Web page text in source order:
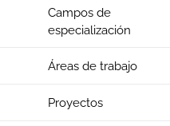
Campos de
especialización
Áreas de trabajo
Proyectos